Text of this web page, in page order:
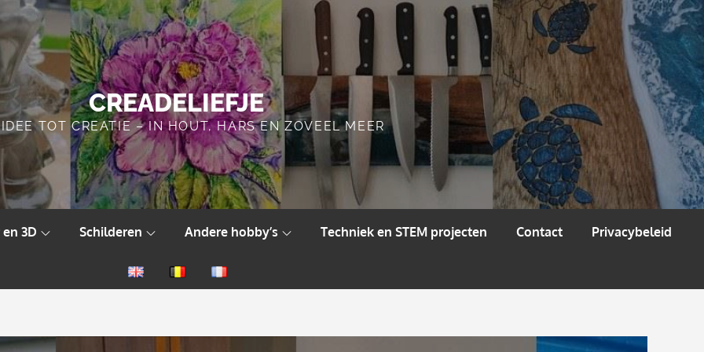
CREADELIEFJE
TOT CREATIE – IN HOUT, HARS EN ZOVEEL MEER
en 3D Schilderen Andere hobby’s Techniek en STEM projecten Contact Privacybeleid
EnglishNederlandsFrançais